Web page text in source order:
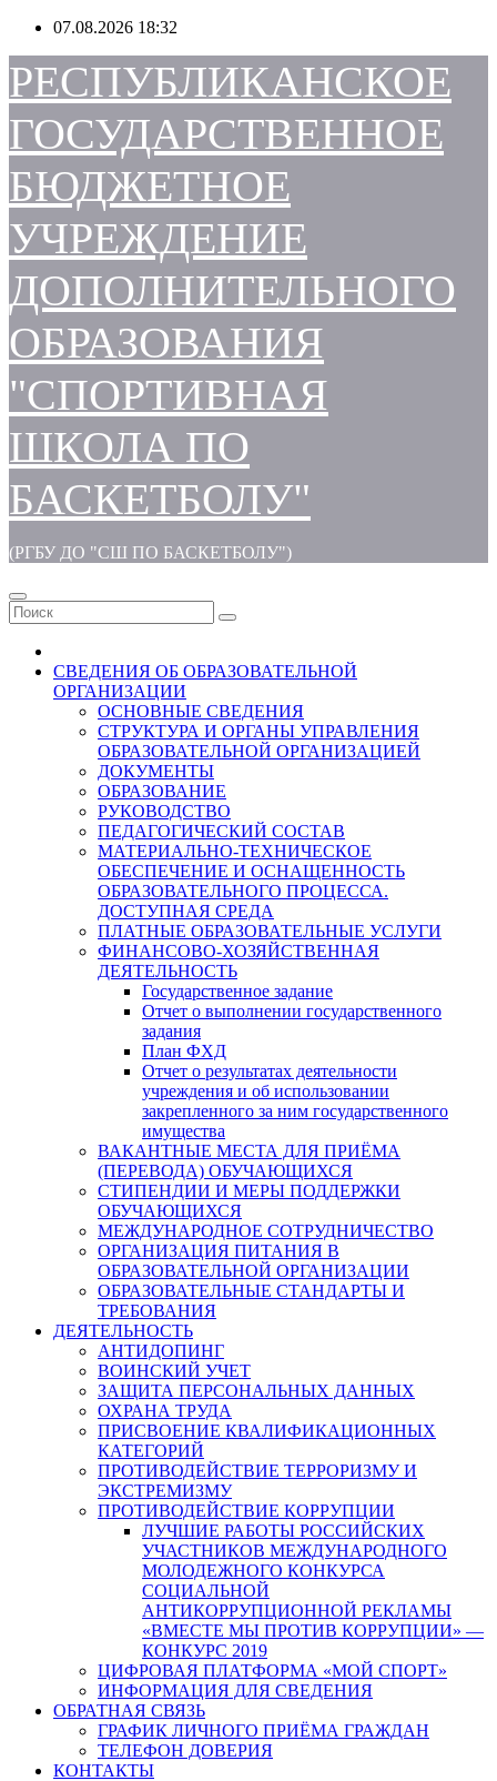
Перейти
содержимому
07.08.2026 18:32
РЕСПУБЛИКАНСКОЕ
ГОСУДАРСТВЕННОЕ
БЮДЖЕТНОЕ
УЧРЕЖДЕНИЕ
ДОПОЛНИТЕЛЬНОГО
ОБРАЗОВАНИЯ
"СПОРТИВНАЯ
ШКОЛА ПО
БАСКЕТБОЛУ"
(РГБУ ДО "СШ ПО БАСКЕТБОЛУ")
СВЕДЕНИЯ ОБ ОБРАЗОВАТЕЛЬНОЙ
ОРГАНИЗАЦИИ
ОСНОВНЫЕ СВЕДЕНИЯ
СТРУКТУРА И ОРГАНЫ УПРАВЛЕНИЯ
ОБРАЗОВАТЕЛЬНОЙ ОРГАНИЗАЦИЕЙ
ДОКУМЕНТЫ
ОБРАЗОВАНИЕ
РУКОВОДСТВО
ПЕДАГОГИЧЕСКИЙ СОСТАВ
МАТЕРИАЛЬНО-ТЕХНИЧЕСКОЕ
ОБЕСПЕЧЕНИЕ И ОСНАЩЕННОСТЬ
ОБРАЗОВАТЕЛЬНОГО ПРОЦЕССА.
ДОСТУПНАЯ СРЕДА
ПЛАТНЫЕ ОБРАЗОВАТЕЛЬНЫЕ УСЛУГИ
ФИНАНСОВО-ХОЗЯЙСТВЕННАЯ
ДЕЯТЕЛЬНОСТЬ
Государственное задание
Отчет о выполнении государственного
задания
План ФХД
Отчет о результатах деятельности
учреждения и об использовании
закрепленного за ним государственного
имущества
ВАКАНТНЫЕ МЕСТА ДЛЯ ПРИЁМА
(ПЕРЕВОДА) ОБУЧАЮЩИХСЯ
СТИПЕНДИИ И МЕРЫ ПОДДЕРЖКИ
ОБУЧАЮЩИХСЯ
МЕЖДУНАРОДНОЕ СОТРУДНИЧЕСТВО
ОРГАНИЗАЦИЯ ПИТАНИЯ В
ОБРАЗОВАТЕЛЬНОЙ ОРГАНИЗАЦИИ
ОБРАЗОВАТЕЛЬНЫЕ СТАНДАРТЫ И
ТРЕБОВАНИЯ
ДЕЯТЕЛЬНОСТЬ
АНТИДОПИНГ
ВОИНСКИЙ УЧЕТ
ЗАЩИТА ПЕРСОНАЛЬНЫХ ДАННЫХ
ОХРАНА ТРУДА
ПРИСВОЕНИЕ КВАЛИФИКАЦИОННЫХ
КАТЕГОРИЙ
ПРОТИВОДЕЙСТВИЕ ТЕРРОРИЗМУ И
ЭКСТРЕМИЗМУ
ПРОТИВОДЕЙСТВИЕ КОРРУПЦИИ
ЛУЧШИЕ РАБОТЫ РОССИЙСКИХ
УЧАСТНИКОВ МЕЖДУНАРОДНОГО
МОЛОДЕЖНОГО КОНКУРСА
СОЦИАЛЬНОЙ
АНТИКОРРУПЦИОННОЙ РЕКЛАМЫ
«ВМЕСТЕ МЫ ПРОТИВ КОРРУПЦИИ» —
КОНКУРС 2019
ЦИФРОВАЯ ПЛАТФОРМА «МОЙ СПОРТ»
ИНФОРМАЦИЯ ДЛЯ СВЕДЕНИЯ
ОБРАТНАЯ СВЯЗЬ
ГРАФИК ЛИЧНОГО ПРИЁМА ГРАЖДАН
ТЕЛЕФОН ДОВЕРИЯ
КОНТАКТЫ